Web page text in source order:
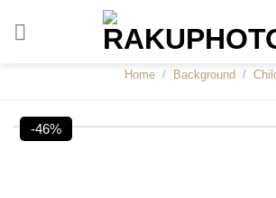
Home / Background /
-46%